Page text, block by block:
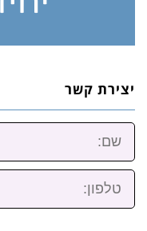
יצירת קשר
שם:
טלפון: